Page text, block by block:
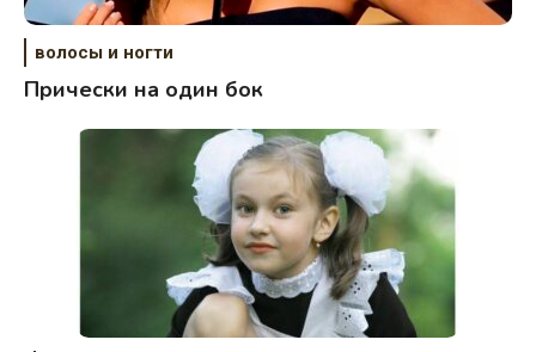
волосы и ногти
Прически на один бок